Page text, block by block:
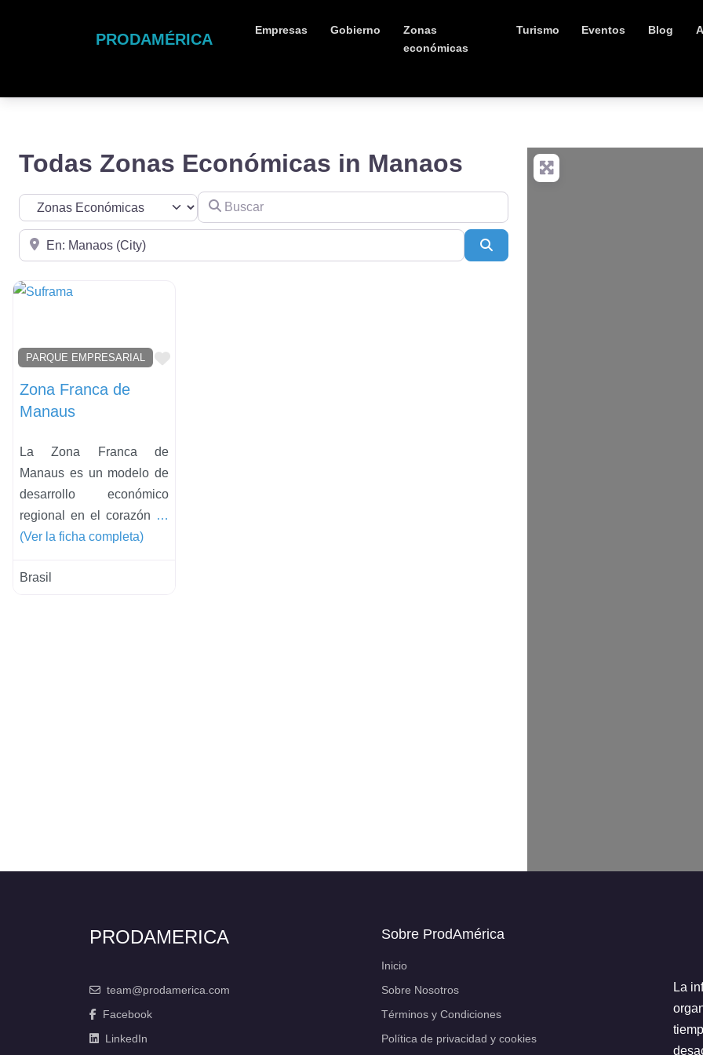
PRODAMÉRICA
Empresas Gobierno
Zonas
económicas
Turismo Eventos Blog
Todas Zonas Económicas in Manaos
Seleccionar el formulario de búsqueda
Buscar
Cerca de
PARQUE EMPRESARIAL
Favorito
Zona Franca de
Manaus
La Zona Franca de
Manaus es un modelo de
desarrollo económico
regional en el corazón …
(Ver la ficha completa)
Brasil
PRODAMERICA
team@prodamerica.com
Facebook
LinkedIn
Sobre ProdAmérica
Inicio
Sobre Nosotros
Términos y Condiciones
Política de privacidad y cookies
La